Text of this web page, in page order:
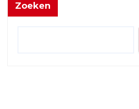
Zoeken